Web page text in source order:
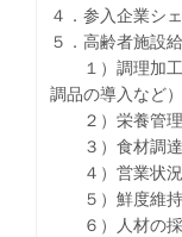
４．参入企業シ
５．高齢者施設
１）調理加工
調品の導入など）
２）栄養管理
３）食材調達
４）営業状況
５）鮮度維持
６）人材の採